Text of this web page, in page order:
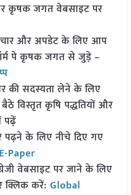
कृषक जगत वेबसाइट पर
और अपडेट के लिए आप
पे कृषक जगत से जुड़े –
सदस्यता लेने के लिए
विस्तृत कृषि पद्धतियों और
पढ़ें
के लिए नीचे दिए गए
E-Paper
वेबसाइट पर जाने के लिए
क्लिक करें: Global